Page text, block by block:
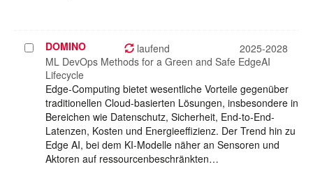
Projekt
auswählen
DOMINO laufend
2025-2028
ML DevOps Methods for a Green and Safe EdgeAI
Lifecycle
Edge-Computing bietet wesentliche Vorteile gegenüber
traditionellen Cloud-basierten Lösungen, insbesondere in
Bereichen wie Datenschutz, Sicherheit, End-to-End-
Latenzen, Kosten und Energieeffizienz. Der Trend hin zu
Edge AI, bei dem KI-Modelle näher an Sensoren und
Aktoren auf ressourcenbeschränkten…